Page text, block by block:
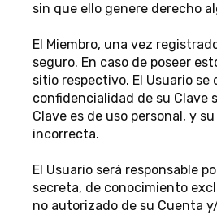
sin que ello genere derecho
El Miembro, una vez
seguro. En caso de poseer
sitio respectivo. El Usuario
confidencialidad de su Clave
Clave es de uso personal, y
incorrecta.
El Usuario será responsable
secreta, de conocimiento
no autorizado de su Cuenta